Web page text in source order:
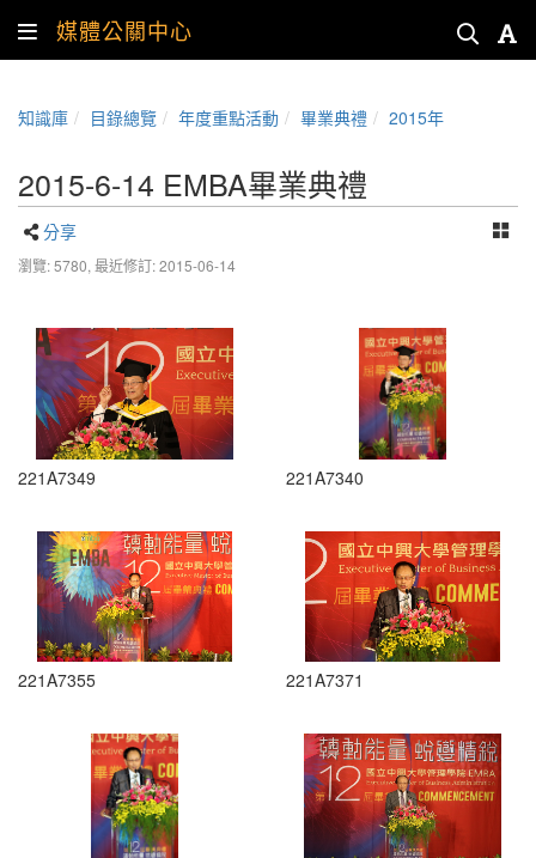
媒體公關中心
知識庫 目錄總覽 年度重點活動 畢業典禮 2015年
2015-6-14 EMBA畢業典禮
分享
瀏覽: 5780, 最近修訂: 2015-06-14
221A7349 221A7340
221A7355 221A7371